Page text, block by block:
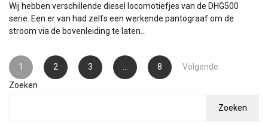
Wij hebben verschillende diesel locomotiefjes van de DHG500
serie. Een er van had zelfs een werkende pantograaf om de
stroom via de bovenleiding te laten…
Berichten
paginering
1 2 3 8
Volgende
Zoeken
Zoeken